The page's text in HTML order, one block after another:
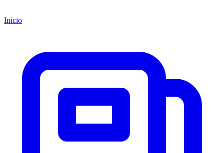
Inicio